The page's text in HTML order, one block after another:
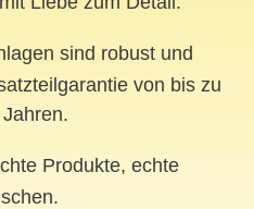
sind robust und
von bis zu
Produkte, echte